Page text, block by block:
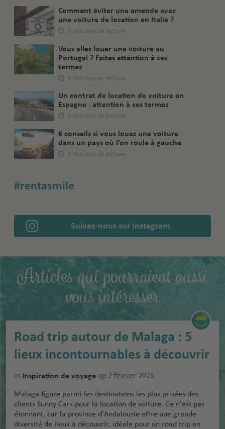
Comment éviter une amende avec
une voiture de location en Italie ?
5 minutes de lecture
Vous allez louer une voiture au
Portugal ? Faites attention à ces
termes
5 minutes de lecture
Un contrat de location de voiture en
Espagne : attention à ces termes
5 minutes de lecture
6 conseils si vous louez une voiture
dans un pays où l’on roule à gauche
6 minutes de lecture
#rentasmile
Suivez-nous sur Instagram
Articles qui pourraient aussi
vous intéresser
Road trip autour de Malaga : 5
lieux incontournables à découvrir
in Inspiration de voyage op 2 février 2026
Malaga figure parmi les destinations les plus prisées des
clients Sunny Cars pour la location de voiture. Ce n'est pas
étonnant, car la province d'Andalousie offre une grande
diversité de lieux à découvrir, idéale pour un road trip en